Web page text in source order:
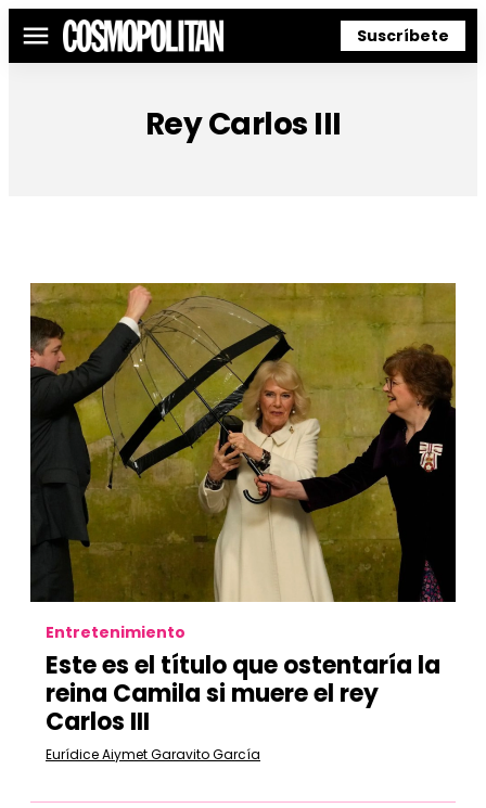
Menú Suscríbete
Rey Carlos III
Entretenimiento
Este es el título que ostentaría la
reina Camila si muere el rey
Carlos III
Eurídice Aiymet Garavito García